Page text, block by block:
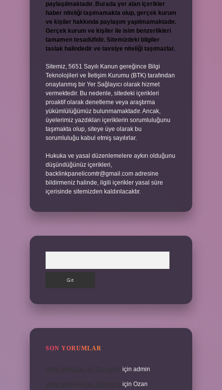
paylaşılmaktadır. Burada yer alan içerikler
haber niteliği taşımamakta olup, gerçek kurum
ve kişiler hakkında paylaşım yapılmamaktadır.
Gerçek kurum ve kişiler ile isim benzerlikleri
tamamen tesadüfidir. Sitemizdeki bilgiler
taslak halindedir ve tavsiye niteliği taşımazlar.
Sitemiz, 5651 Sayılı Kanun gereğince Bilgi
Teknolojileri ve İletişim Kurumu (BTK) tarafından
onaylanmış bir Yer Sağlayıcı olarak hizmet
vermektedir. Bu nedenle, sitedeki içerikleri
proaktif olarak denetleme veya araştırma
yükümlülüğümüz bulunmamaktadır. Ancak,
üyelerimiz yazdıkları içeriklerin sorumluluğunu
taşımakta olup, siteye üye olarak bu
sorumluluğu kabul etmiş sayılırlar.
Hukuka ve yasal düzenlemelere aykırı olduğunu
düşündüğünüz içerikleri,
backlinkpanelicomtr@gmail.com adresine
bildirmeniz halinde, ilgili içerikler yasal süre
içerisinde sitemizden kaldırılacaktır.
SON YORUMLAR
için admin
için Ozan